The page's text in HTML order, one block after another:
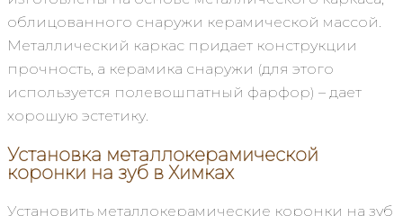
облицованного снаружи керамической массой.
Металлический каркас придает конструкции
прочность, а керамика снаружи (для этого
используется полевошпатный фарфор) – дает
хорошую эстетику.
Установка металлокерамической
коронки на зуб в Химках
Установить металлокерамические коронки на зуб